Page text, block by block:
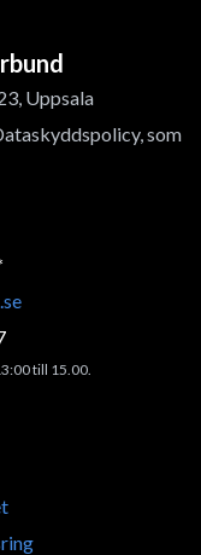
Uppsala
som
till 15.00.